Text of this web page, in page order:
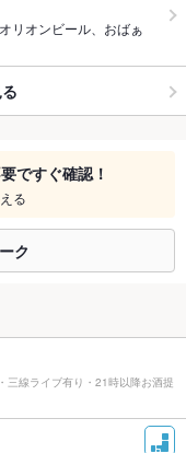
リオンビール、おばぁ
ですぐ確認！
る
ク
三線ライブ有り・21時以降お酒提